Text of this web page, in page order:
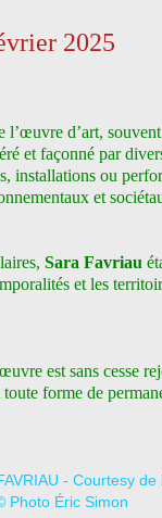
2025
d’art,
et façonné par
installations ou
et
Sara Favriau
et les
est sans cesse
forme de